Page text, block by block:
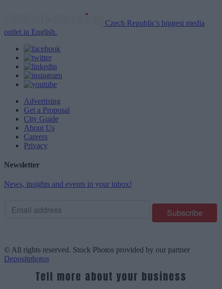
Czech Republic's biggest media
outlet in English.
Advertising
Get a Proposal
City Guide
About Us
Careers
Privacy
Newsletter
News, insights and events in your inbox!
© All rights reserved. Stock Photos provided by our partner
Depositphotos
Tell more about your business